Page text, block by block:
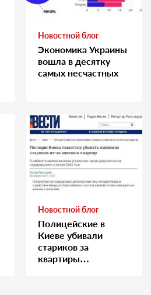
Новостной блог
Экономика Украины
вошла в десятку
самых несчастных
Новостной блог
Полицейские в
Киеве убивали
стариков за
квартиры…